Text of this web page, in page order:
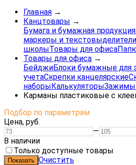
Главная →
Канцтовары →
Бумага и бумажная продукция
маркеры и текстовыделители
школыТовары для офиса
Товары для офиса →
БейджиБлоки бумажные для
учетаСкрепки канцелярские
наборыКалькуляторыЗажимы
Карманы пластиковые с
Подбор по параметрам
Цена, руб.
—
В наличии
Только доступные товары
Очистить